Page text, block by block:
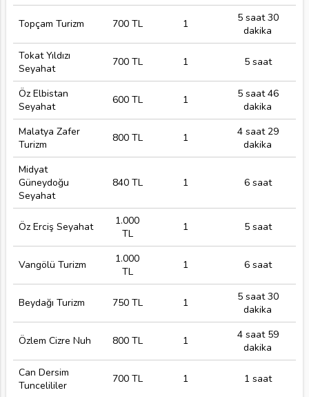
Topçam Turizm 700 TL 1
5 saat 30
dakika
Tokat Yıldızı
Seyahat
700 TL 1 5 saat
Öz Elbistan
Seyahat
600 TL 1
5 saat 46
dakika
Malatya Zafer
Turizm
800 TL 1
4 saat 29
dakika
Midyat
Güneydoğu
Seyahat
840 TL 1 6 saat
Öz Erciş Seyahat
1.000
TL
1 5 saat
Vangölü Turizm
1.000
TL
1 6 saat
Beydağı Turizm 750 TL 1
5 saat 30
dakika
Özlem Cizre Nuh 800 TL 1
4 saat 59
dakika
Can Dersim
Tuncelililer
700 TL 1 1 saat